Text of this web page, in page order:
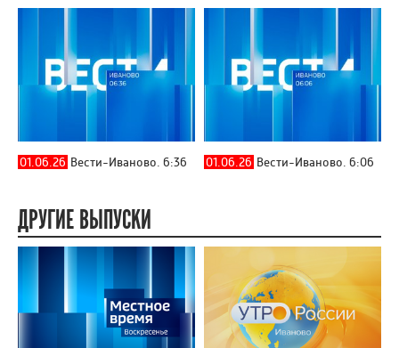
01.06.26 Вести-Иваново. 6:36 01.06.26 Вести-Иваново. 6:06
ДРУГИЕ ВЫПУСКИ